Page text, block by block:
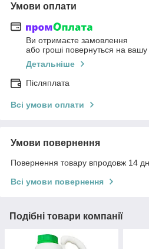
Умови оплати
Ви отримаєте замовлення
або гроші повернуться на вашу
Детальніше
Післяплата
Всі умови оплати
Умови повернення
Повернення товару впродовж 14
Всі умови повернення
Подібні товари компанії